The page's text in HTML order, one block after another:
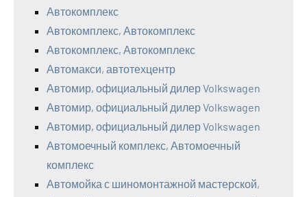
Автокомплекс
Автокомплекс, Автокомплекс
Автокомплекс, Автокомплекс
Автомакси, автотехцентр
Автомир, официальный дилер Volkswagen
Автомир, официальный дилер Volkswagen
Автомир, официальный дилер Volkswagen
Автомоечный комплекс, Автомоечный
комплекс
Автомойка с шиномонтажной мастерской,